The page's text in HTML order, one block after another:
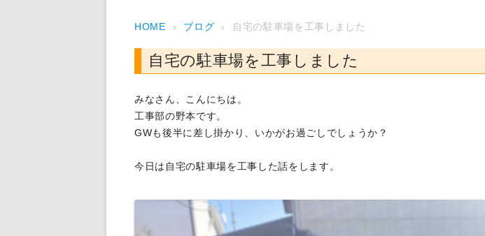
カーポート駐車場工事
アスファルト舗装
外装塗装、サイディング、屋根工
内装・水まわり工事
給排水設備工事
HOME › ブログ › 自宅の駐車場を工事しました
自宅の駐車場を工事しました
みなさん、こんにちは。
工事部の野本です。
GWも後半に差し掛かり、いかがお過ごしでしょうか？
今日は自宅の駐車場を工事した話をします。